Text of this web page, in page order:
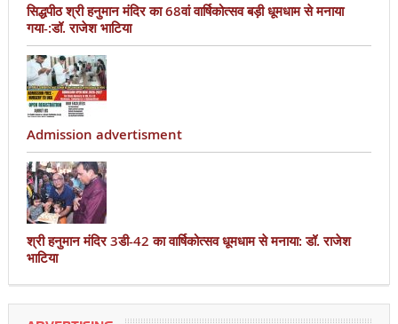
सिद्धपीठ श्री हनुमान मंदिर का 68वां वार्षिकोत्सव बड़ी धूमधाम से मनाया
गया-:डॉ. राजेश भाटिया
Admission advertisment
श्री हनुमान मंदिर 3डी-42 का वार्षिकोत्सव धूमधाम से मनाया: डॉ. राजेश
भाटिया